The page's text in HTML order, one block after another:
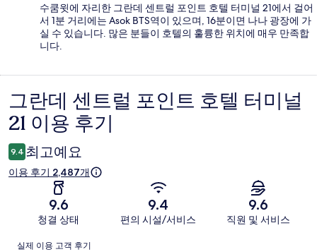
수쿰윗에 자리한 그란데 센트럴 포인트 호텔 터미널 21에서 걸어
서 1분 거리에는 Asok BTS역이 있으며, 16분이면 나나 광장에 가
실 수 있습니다. 많은 분들이 호텔의 훌륭한 위치에 매우 만족합
니다.
이
용
후
기
그란데 센트럴 포인트 호텔 터미널
21 이용 후기
9.4 최고예요
이용 후기 2,487개
9.6
청결 상태
9.4
편의 시설/서비스
9.6
직원 및 서비스
이
실제 이용 고객 후기